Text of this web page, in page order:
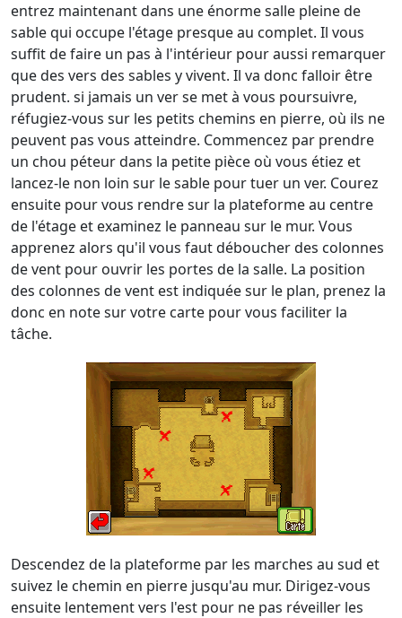
entrez maintenant dans une énorme salle pleine de
sable qui occupe l'étage presque au complet. Il vous
suffit de faire un pas à l'intérieur pour aussi remarquer
que des vers des sables y vivent. Il va donc falloir être
prudent. si jamais un ver se met à vous poursuivre,
réfugiez-vous sur les petits chemins en pierre, où ils ne
peuvent pas vous atteindre. Commencez par prendre
un chou péteur dans la petite pièce où vous étiez et
lancez-le non loin sur le sable pour tuer un ver. Courez
ensuite pour vous rendre sur la plateforme au centre
de l'étage et examinez le panneau sur le mur. Vous
apprenez alors qu'il vous faut déboucher des colonnes
de vent pour ouvrir les portes de la salle. La position
des colonnes de vent est indiquée sur le plan, prenez la
donc en note sur votre carte pour vous faciliter la
tâche.
Descendez de la plateforme par les marches au sud et
suivez le chemin en pierre jusqu'au mur. Dirigez-vous
ensuite lentement vers l'est pour ne pas réveiller les